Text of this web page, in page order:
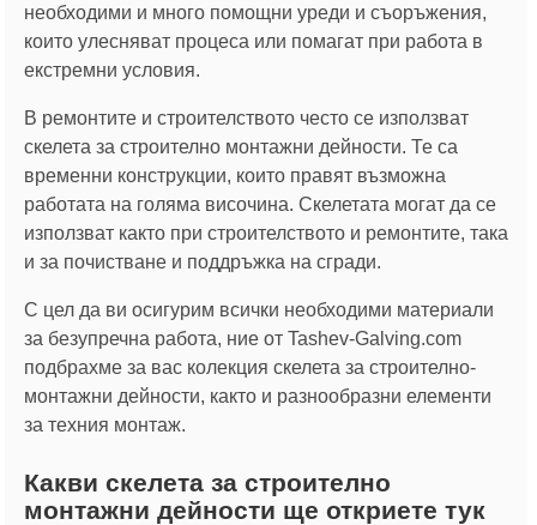
необходими и много помощни уреди и съоръжения,
които улесняват процеса или помагат при работа в
екстремни условия.
В ремонтите и строителството често се използват
скелета за строително монтажни дейности. Те са
временни конструкции, които правят възможна
работата на голяма височина. Скелетата могат да се
използват както при строителството и ремонтите, така
и за почистване и поддръжка на сгради.
С цел да ви осигурим всички необходими материали
за безупречна работа, ние от Tashev-Galving.com
подбрахме за вас колекция скелета за строително-
монтажни дейности, както и разнообразни елементи
за техния монтаж.
Какви скелета за строително
монтажни дейности ще откриете тук